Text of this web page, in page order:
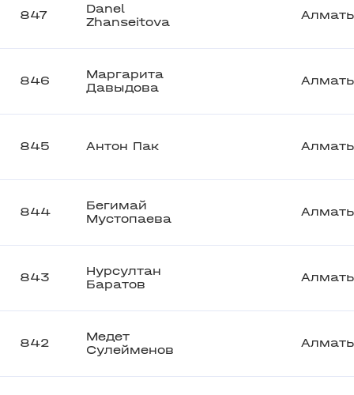
847
Danel
Zhanseitova
846
Маргарита
Давыдова
845 Антон Пак
844
Бегимай
Мустопаева
843
Нурсултан
Баратов
842
Медет
Сулейменов